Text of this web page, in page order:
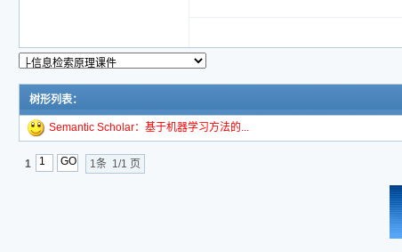
树形列表：
Semantic Scholar：基于机器学习方法的...
1 1条 1/1 页